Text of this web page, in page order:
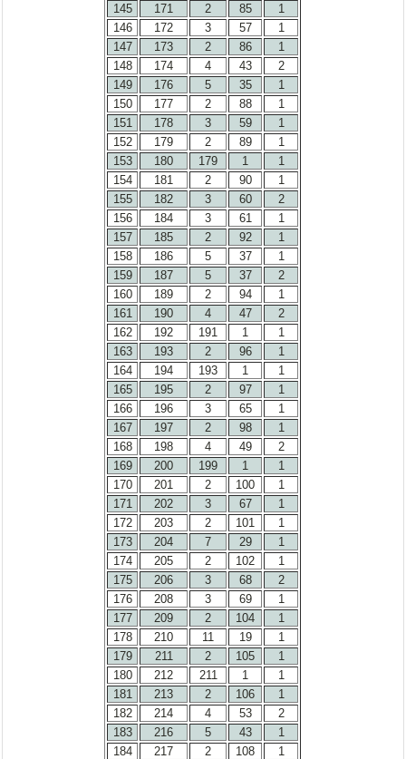
145
171 2 85
1
146
172 3 57
1
147
173 2 86
1
148
174 4 43
2
149
176 5 35
1
150
177 2 88
1
151
178 3 59
1
152
179 2 89
1
153
180 179 1
1
154
181 2 90
1
155
182 3 60
2
156
184 3 61
1
157
185 2 92
1
158
186 5 37
1
159
187 5 37
2
160
189 2 94
1
161
190 4 47
2
162
192 191 1
1
163
193 2 96
1
164
194 193 1
1
165
195 2 97
1
166
196 3 65
1
167
197 2 98
1
168
198 4 49
2
169
200 199 1
1
170
201 2 100
1
171
202 3 67
1
172
203 2 101
1
173
204 7 29
1
174
205 2 102
1
175
206 3 68
2
176
208 3 69
1
177
209 2 104
1
178
210 11 19
1
179
211 2 105
1
180
212 211 1
1
181
213 2 106
1
182
214 4 53
2
183
216 5 43
1
184
217 2 108
1